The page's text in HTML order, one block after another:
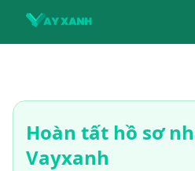
Skip to content
Hoàn tất hồ sơ
Vayxanh